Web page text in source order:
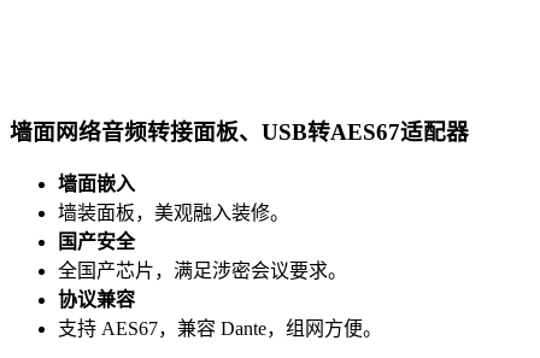
墙面网络音频转接面板、USB转AES67适配器
墙面嵌入
墙装面板，美观融入装修。
国产安全
全国产芯片，满足涉密会议要求。
协议兼容
支持 AES67，兼容 Dante，组网方便。